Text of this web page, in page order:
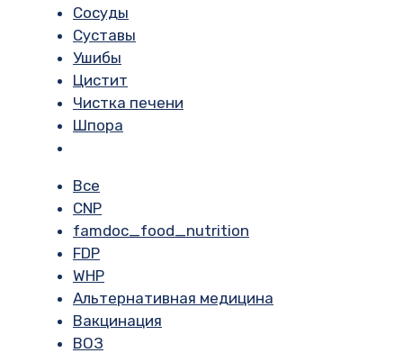
Сосуды
Суставы
Ушибы
Цистит
Чистка печени
Шпора
Все
CNP
famdoc_food_nutrition
FDP
WHP
Альтернативная медицина
Вакцинация
ВОЗ